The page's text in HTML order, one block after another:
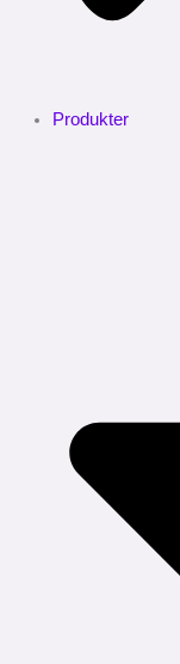
Produkter